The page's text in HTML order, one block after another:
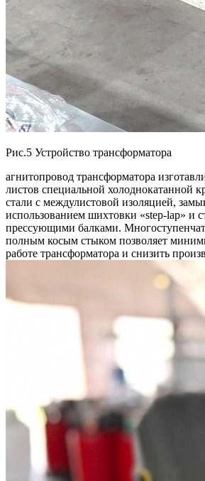
Рис.5 Устройство трансформатора
агнитопровод трансформатора
листов специальной холоднокатанной
стали с междулистовой изоляцией,
использованием шихтовки «step-lap» и
прессующими балками.
полным косым стыком позволяет
работе трансформатора и снизить